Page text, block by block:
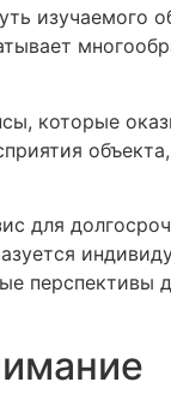
изучаемого
которые
для
перспективы